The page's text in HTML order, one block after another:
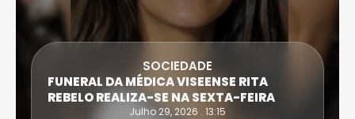
SOCIEDADE
FUNERAL DA MÉDICA VISEENSE RITA
REBELO REALIZA-SE NA SEXTA-FEIRA
Julho 29, 2026 . 13:15